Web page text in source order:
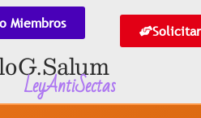
Miembros
G. Salum
LeyAntiSectas